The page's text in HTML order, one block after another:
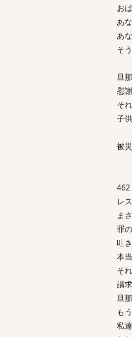
お
あ
あ
そ
旦
慰
そ
子
被
462
レ
ま
罪
吐
本
そ
請
旦
も
私